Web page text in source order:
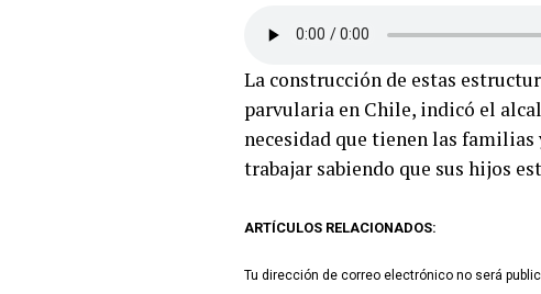
La construcción de estas
parvularia en Chile, indicó el
necesidad que tienen las
trabajar sabiendo que sus hijos
ARTÍCULOS RELACIONADOS:
Tu dirección de correo electrónico no será